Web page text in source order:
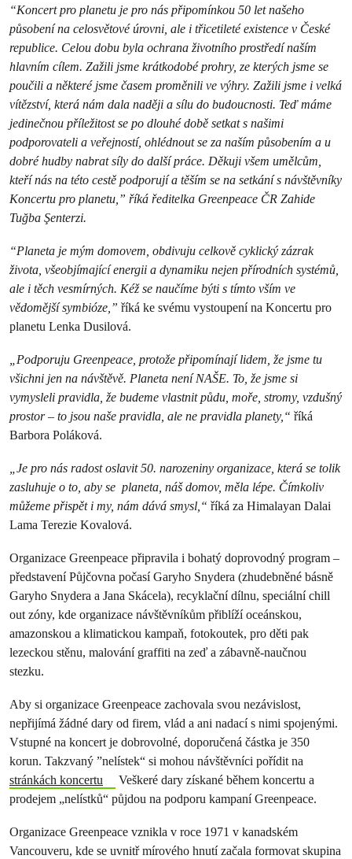
“Koncert pro planetu je pro nás připomínkou 50 let našeho
působení na celosvětové úrovni, ale i třicetileté existence v České
republice. Celou dobu byla ochrana životního prostředí naším
hlavním cílem. Zažili jsme krátkodobé prohry, ze kterých jsme se
poučili a některé jsme časem proměnili ve výhry. Zažili jsme i velká
vítězství, která nám dala naději a sílu do budoucnosti. Teď máme
jedinečnou příležitost se po dlouhé době setkat s našimi
podporovateli a veřejností, ohlédnout se za naším působením a u
dobré hudby nabrat síly do další práce. Děkuji všem umělcům,
kteří nás na této cestě podporují a těším se na setkání s návštěvníky
Koncertu pro planetu,” říká ředitelka Greenpeace ČR Zahide
Tuğba Şenterzi.
“Planeta je mým domovem, obdivuju celkově cyklický zázrak
života, všeobjímající energii a dynamiku nejen přírodních systémů,
ale i těch vesmírných. Kéž se naučíme býti s tímto vším ve
vědomější symbióze,” říká ke svému vystoupení na Koncertu pro
planetu Lenka Dusilová.
„Podporuju Greenpeace, protože připomínají lidem, že jsme tu
všichni jen na návštěvě. Planeta není NAŠE. To, že jsme si
vymysleli pravidla, že budeme vlastnit půdu, moře, stromy, vzdušný
prostor – to jsou naše pravidla, ale ne pravidla planety,“ říká
Barbora Poláková.
„Je pro nás radost oslavit 50. narozeniny organizace, která se tolik
zasluhuje o to, aby se planeta, náš domov, měla lépe. Čímkoliv
můžeme přispět i my, nám dává smysl,“ říká za Himalayan Dalai
Lama Terezie Kovalová.
Organizace Greenpeace připravila i bohatý doprovodný program –
představení Půjčovna počasí Garyho Snydera (zhudebněné básně
Garyho Snydera a Jana Skácela), recyklační dílnu, speciální chill
out zóny, kde organizace návštěvníkům přiblíží oceánskou,
amazonskou a klimatickou kampaň, fotokoutek, pro děti pak
lezeckou stěnu, malování graffiti na zeď a zábavně-naučnou
stezku.
Aby si organizace Greenpeace zachovala svou nezávislost,
nepřijímá žádné dary od firem, vlád a ani nadací s nimi spojenými.
Vstupné na koncert je dobrovolné, doporučená částka je 350
korun. Takzvaný ”nelístek“ si mohou návštěvníci pořídit na
stránkách koncertu
Veškeré dary získané během koncertu a
prodejem „nelístků“ půjdou na podporu kampaní Greenpeace.
Organizace Greenpeace vznikla v roce 1971 v kanadském
Vancouveru, kde se uvnitř mírového hnutí začala formovat skupina